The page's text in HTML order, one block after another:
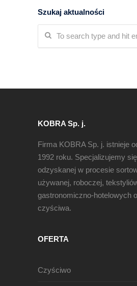
Szukaj aktualności
KOBRA Sp. j.
Firma KOBRA Sp. j. istnieje
1992 roku. Specjalizujemy
odzyskanej w procesie
używanej, roboczej,
gastronomiczno-hotelowych
czyściwa.
OFERTA
Czyściwo